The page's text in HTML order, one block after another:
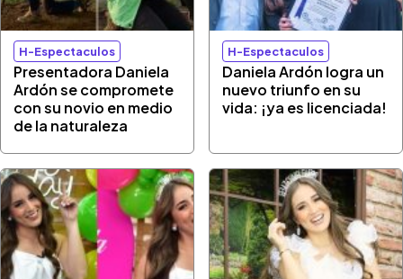
H-Espectaculos
Presentadora Daniela
Ardón se compromete
con su novio en medio
de la naturaleza
H-Espectaculos
Daniela Ardón logra un
nuevo triunfo en su
vida: ¡ya es licenciada!